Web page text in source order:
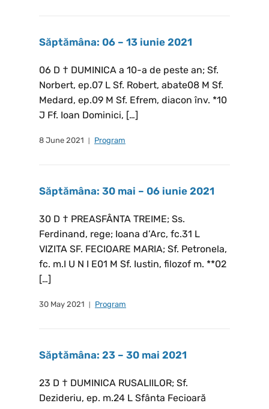
Săptămâna: 06 – 13 iunie 2021
06 D † DUMINICA a 10-a de peste an; Sf.
Norbert, ep.07 L Sf. Robert, abate08 M Sf.
Medard, ep.09 M Sf. Efrem, diacon înv. *10
J Ff. Ioan Dominici, […]
8 June 2021 Program
Săptămâna: 30 mai – 06 iunie 2021
30 D † PREASFÂNTA TREIME; Ss.
Ferdinand, rege; Ioana d’Arc, fc.31 L
VIZITA SF. FECIOARE MARIA; Sf. Petronela,
fc. m.I U N I E01 M Sf. Iustin, filozof m. **02
[…]
30 May 2021 Program
Săptămâna: 23 – 30 mai 2021
23 D † DUMINICA RUSALIILOR; Sf.
Dezideriu, ep. m.24 L Sfânta Fecioară